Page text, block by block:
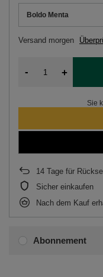
Abonnement
Boldo Menta
Versand morgen
- +
Sie
14 Tage für
Sicher einkaufen
Nach dem Kauf